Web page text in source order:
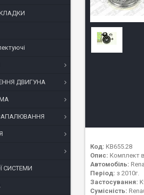
Код: KB655.28
Опис: Комплект
Автомобіль:
Період: з 2010г.
Застосування:
Сумісність:
ДВИГУНА
СИСТЕМИ